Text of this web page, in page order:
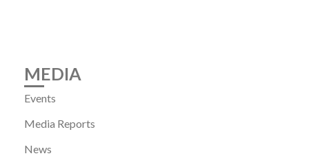
MEDIA
Events
Media Reports
News